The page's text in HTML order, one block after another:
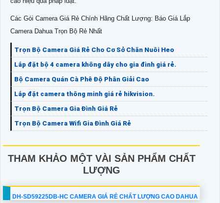
Các Gói Camera Giá Rẻ Chính Hãng Chất Lượng: Báo Giá Lắp
Camera Dahua Trọn Bộ Rẻ Nhất
Trọn Bộ Camera Giá Rẻ Cho Cơ Sở Chăn Nuôi Heo
Lắp đặt bộ 4 camera không dây cho gia đình giá rẻ.
Bộ Camera Quán Cà Phê Độ Phân Giải Cao
Lắp đặt camera thông minh giá rẻ hikvision.
Trọn Bộ Camera Gia Đình Giá Rẻ
Trọn Bộ Camera Wifi Gia Đình Giá Rẻ
THAM KHẢO MỘT VÀI SẢN PHẨM CHẤT
LƯỢNG
DH-SD59225DB-HC CAMERA GIÁ RẺ CHẤT LƯỢNG CAO DAHUA